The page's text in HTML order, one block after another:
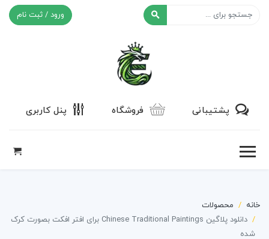
ورود / ثبت نام
پشتیبانی فروشگاه پنل کاربری
خانه
محصولات
دانلود پلاگین Chinese Traditional Paintings برای افتر افکت بصورت کرک
شده